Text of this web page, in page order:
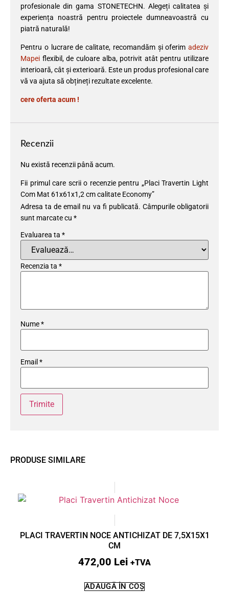
PRODUSE SIMILARE
PLACI TRAVERTIN NOCE ANTICHIZAT DE 7,5X15X1
CM
472,00 Lei +TVA
ADAUGĂ ÎN COȘ
profesionale din gama STONETECHN. Alegeți calitatea și
experiența noastră pentru proiectele dumneavoastră cu
piatră naturală!
Pentru o lucrare de calitate, recomandăm și oferim adeziv
Mapei flexibil, de culoare alba, potrivit atât pentru utilizare
interioară, cât și exterioară. Este un produs profesional care
vă va ajuta să obțineți rezultate excelente.
cere oferta acum !
Recenzii
Nu există recenzii până acum.
Fii primul care scrii o recenzie pentru „Placi Travertin Light
Com Mat 61x61x1,2 cm calitate Economy”
Adresa ta de email nu va fi publicată. Câmpurile obligatorii
sunt marcate cu *
Evaluarea ta *
Recenzia ta *
Nume*
Email *